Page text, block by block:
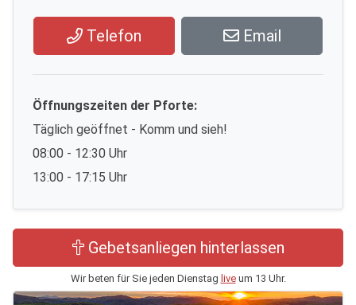
Telefon Email
Öffnungszeiten der Pforte:
Täglich geöffnet - Komm und sieh!
08:00 - 12:30 Uhr
13:00 - 17:15 Uhr
Gebetsanliegen hinterlassen
Wir beten für Sie jeden Dienstag liveum 13 Uhr.